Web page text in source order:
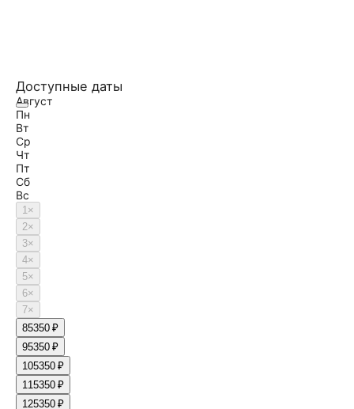
Доступные даты
Август
Пн
Вт
Ср
Чт
Пт
Сб
Вс
1×
2×
3×
4×
5×
6×
7×
85350 ₽
95350 ₽
105350 ₽
115350 ₽
125350 ₽